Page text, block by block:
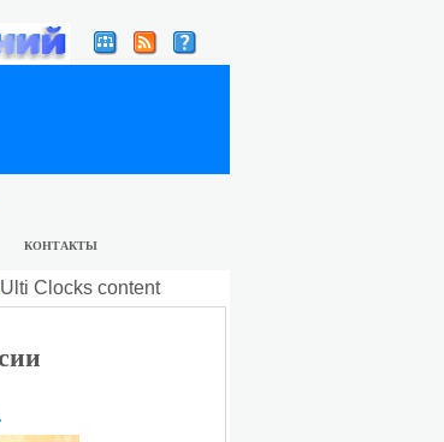
КОНТАКТЫ
Ulti Clocks content